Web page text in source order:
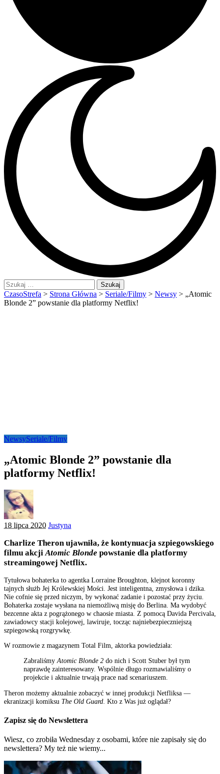
Szukaj:
CzasoStrefa > Strona Główna > Seriale/Filmy > Newsy > „Atomic
Blonde 2” powstanie dla platformy Netflix!
NewsySeriale/Filmy
„Atomic Blonde 2” powstanie dla
platformy Netflix!
18 lipca 2020 Posted
Justyna
Charlize Theron ujawniła, że kontynuacja szpiegowskiego
filmu akcji Atomic Blonde powstanie dla platformy
streamingowej Netflix.
Tytułowa bohaterka to agentka Lorraine Broughton, klejnot koronny
tajnych służb Jej Królewskiej Mości. Jest inteligentna, zmysłowa i dzika.
Nie cofnie się przed niczym, by wykonać zadanie i pozostać przy życiu.
Bohaterka zostaje wysłana na niemożliwą misję do Berlina. Ma wydobyć
bezcenne akta z pogrążonego w chaosie miasta. Z pomocą Davida Percivala,
zawiadowcy stacji kolejowej, lawiruje, tocząc najniebezpieczniejszą
szpiegowską rozgrywkę.
W rozmowie z magazynem Total Film, aktorka powiedziała:
ZabraliśmyAtomic Blonde 2 do nich i Scott Stuber był tym
naprawdę zainteresowany. Wspólnie długo rozmawialiśmy o
projekcie i aktualnie trwają prace nad scenariuszem.
Theron możemy aktualnie zobaczyć w innej produkcji Netfliksa —
ekranizacji komiksu The Old Guard . Kto z Was już oglądał?
Zapisz się do Newslettera
Wiesz, co zrobiła Wednesday z osobami, które nie zapisały się do
newslettera? My też nie wiemy...